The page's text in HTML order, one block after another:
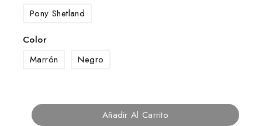
Pony Shetland
Color
Marrón
Negro
Añadir Al Carrito